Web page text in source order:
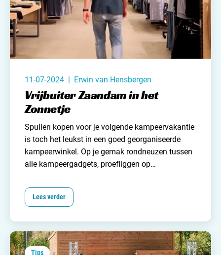
11-07-2024 | Erwin van Hensbergen
Vrijbuiter Zaandam in het
Zonnetje
Spullen kopen voor je volgende kampeervakantie
is toch het leukst in een goed georganiseerde
kampeerwinkel. Op je gemak rondneuzen tussen
alle kampeergadgets, proefliggen op
de inrichting van je kampeermiddel en producten
met elkaar vergelijken. Een heerlijk onderdeel van
kampeerliefhebber je hart kunt ophalen! Met
meer dan 7000 vierkante meter vloeroppervlak
Lees verder
Tips